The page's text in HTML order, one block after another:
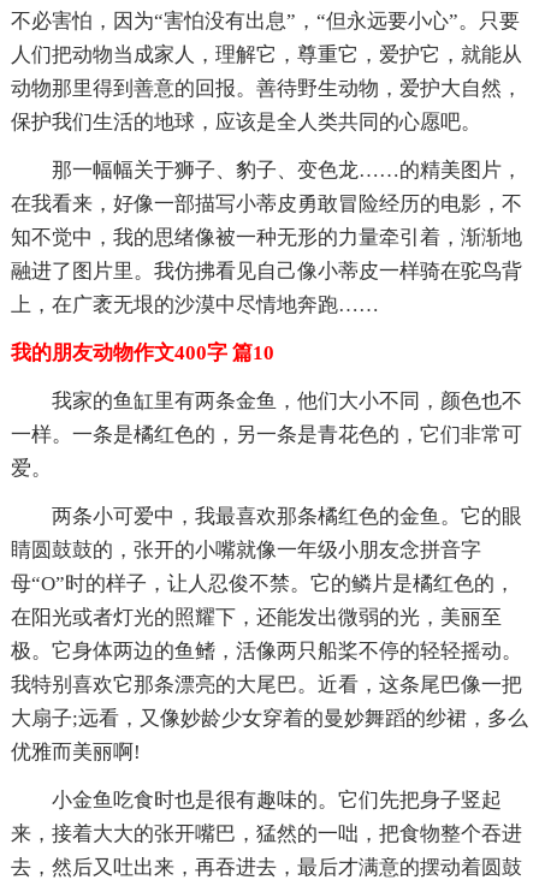
不必害怕，因为“害怕没有出息”，“但永远要小心”。只要
人们把动物当成家人，理解它，尊重它，爱护它，就能从
动物那里得到善意的回报。善待野生动物，爱护大自然，
保护我们生活的地球，应该是全人类共同的心愿吧。
那一幅幅关于狮子、豹子、变色龙……的精美图片，
在我看来，好像一部描写小蒂皮勇敢冒险经历的电影，不
知不觉中，我的思绪像被一种无形的力量牵引着，渐渐地
融进了图片里。我仿拂看见自己像小蒂皮一样骑在驼鸟背
上，在广袤无垠的沙漠中尽情地奔跑……
我的朋友动物作文400字 篇10
我家的鱼缸里有两条金鱼，他们大小不同，颜色也不
一样。一条是橘红色的，另一条是青花色的，它们非常可
爱。
两条小可爱中，我最喜欢那条橘红色的金鱼。它的眼
睛圆鼓鼓的，张开的小嘴就像一年级小朋友念拼音字
母“O”时的样子，让人忍俊不禁。它的鳞片是橘红色的，
在阳光或者灯光的照耀下，还能发出微弱的光，美丽至
极。它身体两边的鱼鳍，活像两只船桨不停的轻轻摇动。
我特别喜欢它那条漂亮的大尾巴。近看，这条尾巴像一把
大扇子;远看，又像妙龄少女穿着的曼妙舞蹈的纱裙，多么
优雅而美丽啊!
小金鱼吃食时也是很有趣味的。它们先把身子竖起
来，接着大大的张开嘴巴，猛然的一咄，把食物整个吞进
去，然后又吐出来，再吞进去，最后才满意的摆动着圆鼓